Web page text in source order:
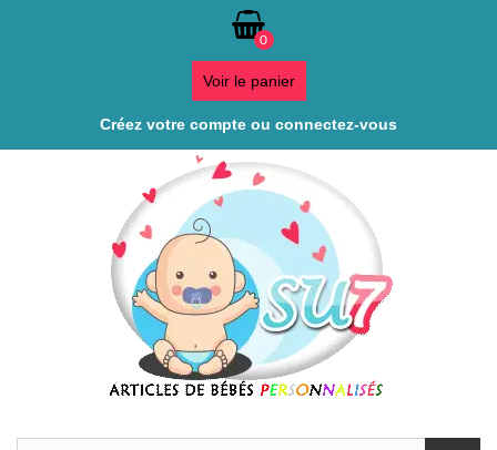
0
Voir le panier
Créez votre compte ou connectez-vous